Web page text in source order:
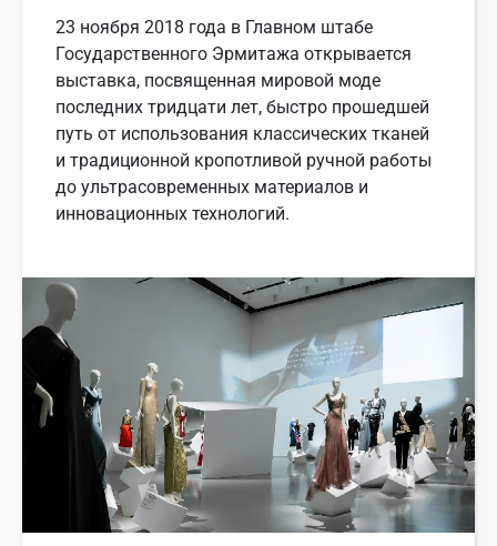
23 ноября 2018 года в Главном штабе
Государственного Эрмитажа открывается
выставка, посвященная мировой моде
последних тридцати лет, быстро прошедшей
путь от использования классических тканей
и традиционной кропотливой ручной работы
до ультрасовременных материалов и
инновационных технологий.